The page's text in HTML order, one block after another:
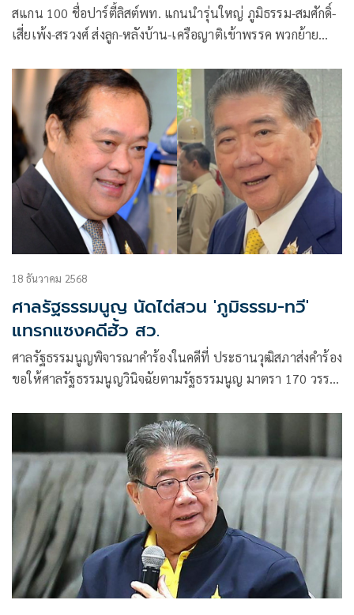
สแกน 100 ชื่อปาร์ตี้ลิสต์พท. แกนนำรุ่นใหญ่ ภูมิธรรม-สมศักดิ์-
เสี่ยเพ้ง-สรวงศ์ ส่งลูก-หลังบ้าน-เครือญาติเข้าพรรค พวกย้าย
เต็งรมต.ไว้ท้าย ลดแรงกระเพื่อม
18 ธันวาคม 2568
ศาลรัฐธรรมนูญ นัดไต่สวน 'ภูมิธรรม-ทวี'
แทรกแซงคดีฮั้ว สว.
ศาลรัฐธรรมนูญพิจารณาคำร้องในคดีที่ ประธานวุฒิสภาส่งคำร้อง
ขอให้ศาลรัฐธรรมนูญวินิจฉัยตามรัฐธรรมนูญ มาตรา 170 วรรค
เวชยชัย รองนายกรัฐมนตรี และรัฐมนตรีว่าการกระทรวงกลาโหม